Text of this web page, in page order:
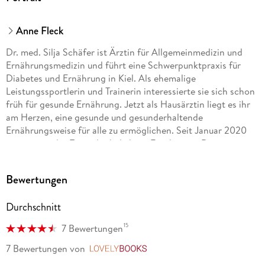
Anne Fleck
Dr. med. Silja Schäfer ist Ärztin für Allgemeinmedizin und
Ernährungsmedizin und führt eine Schwerpunktpraxis für
Diabetes und Ernährung in Kiel. Als ehemalige
Leistungssportlerin und Trainerin interessierte sie sich schon
früh für gesunde Ernährung. Jetzt als Hausärztin liegt es ihr
am Herzen, eine gesunde und gesunderhaltende
Ernährungsweise für alle zu ermöglichen. Seit Januar 2020
ergänzt sie das Team der beliebten Ernährungs-Docs im
Dr. med. Jörn Klasen ist Facharzt für Innere Medizin mit
Ernährungsmediziner sowie Arzt für anthro­posophische
Medizin und Naturheilverfahren. Über 15 Jahre war er
Chefarzt und zehn Jahre stellvertretender ärztlicher Direktor
am Asklepios Westklinikum Hamburg. Seit 2015 ist er am
Bewertungen
Durchschnitt
7 Bewertungen15
7 Bewertungen von